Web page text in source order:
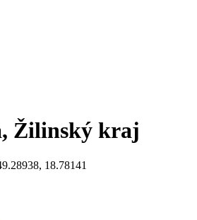
Žilinský kraj
18.78141